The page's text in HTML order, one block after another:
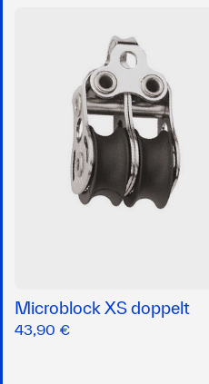
Microblock XS doppelt
43,90 €